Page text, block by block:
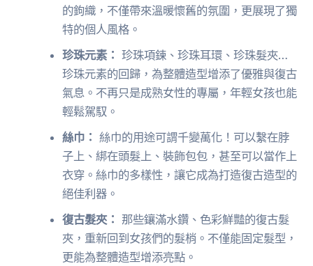
的鉤織，不僅帶來溫暖懷舊的氛圍，更展現了獨
特的個人風格。
珍珠元素： 珍珠項鍊、珍珠耳環、珍珠髮夾…
珍珠元素的回歸，為整體造型增添了優雅與復古
氣息。不再只是成熟女性的專屬，年輕女孩也能
輕鬆駕馭。
絲巾： 絲巾的用途可謂千變萬化！可以繫在脖
子上、綁在頭髮上、裝飾包包，甚至可以當作上
衣穿。絲巾的多樣性，讓它成為打造復古造型的
絕佳利器。
復古髮夾： 那些鑲滿水鑽、色彩鮮豔的復古髮
夾，重新回到女孩們的髮梢。不僅能固定髮型，
更能為整體造型增添亮點。